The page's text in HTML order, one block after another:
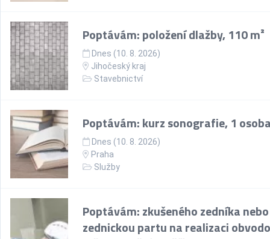
Poptávám: položení dlažby, 110 m²
Dnes (10. 8. 2026)
Jihočeský kraj
Stavebnictví
Poptávám: kurz sonografie, 1
Dnes (10. 8. 2026)
Praha
Služby
Poptávám: zkušeného zedníka nebo
zednickou partu na realizaci